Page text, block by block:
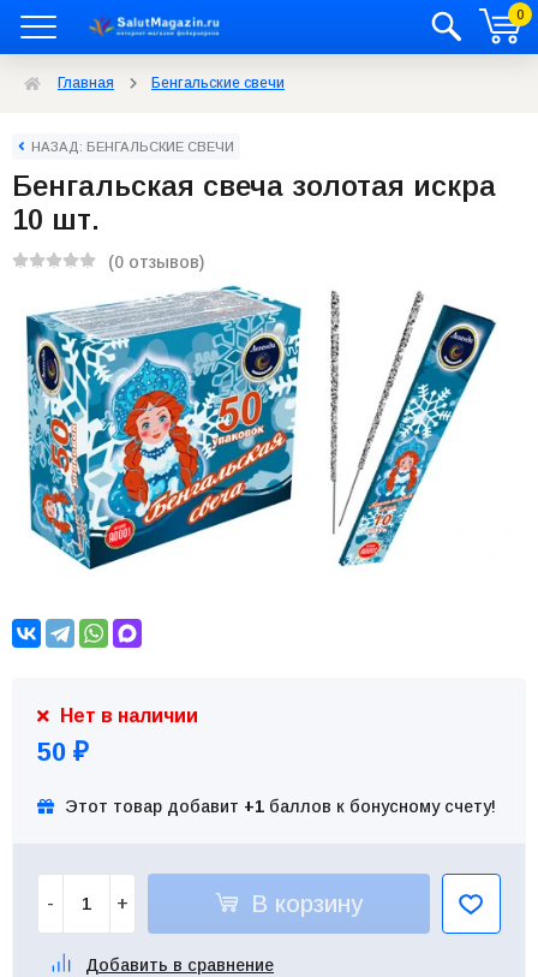
0
Главная Бенгальские свечи
НАЗАД: БЕНГАЛЬСКИЕ СВЕЧИ
Бенгальская свеча золотая искра
10 шт.
(0 отзывов)
Нет в наличии
50 ₽
Этот товар добавит +1 баллов к бонусному счету!
- + В корзину
Добавить в сравнение